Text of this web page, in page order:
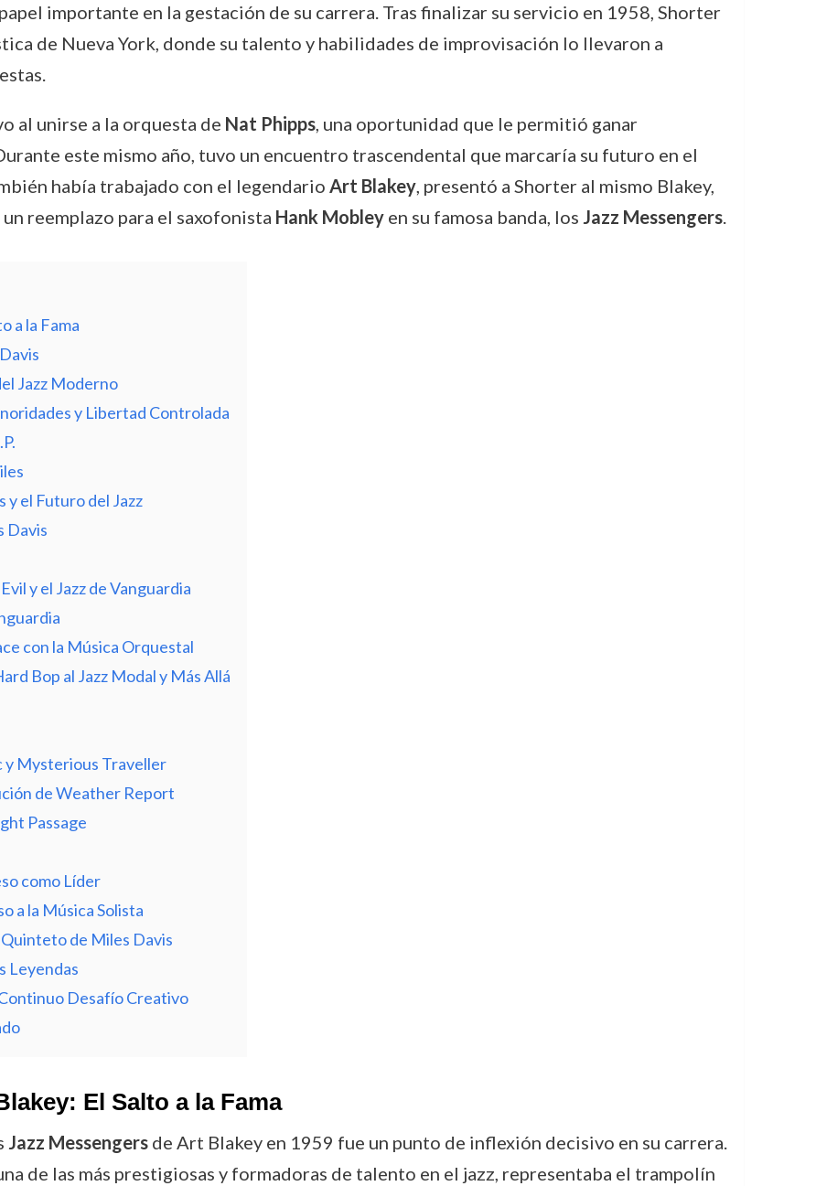
importante en la gestación de su carrera. Tras finalizar su servicio en 1958, Shorter
de Nueva York, donde su talento y habilidades de improvisación lo llevaron a
al unirse a la orquesta de Nat Phipps, una oportunidad que le permitió ganar
este mismo año, tuvo un encuentro trascendental que marcaría su futuro en el
había trabajado con el legendario Art Blakey, presentó a Shorter al mismo Blakey,
reemplazo para el saxofonista Hank Mobleyen su famosa banda, los Jazz Messengers.
a la Fama
Jazz Moderno
y Libertad Controlada
y el Futuro del Jazz
Davis
y el Jazz de Vanguardia
con la Música Orquestal
Bop al Jazz Modal y Más Allá
y Mysterious Traveller
de Weather Report
Passage
como Líder
a la Música Solista
Quinteto de Miles Davis
Leyendas
Desafío Creativo
El Salto a la Fama
Jazz Messengersde Art Blakey en 1959 fue un punto de inflexión decisivo en su carrera.
de las más prestigiosas y formadoras de talento en el jazz, representaba el trampolín